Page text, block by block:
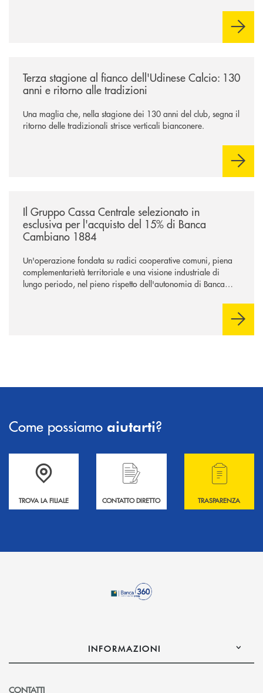
comuni e sulla prossimità ai territori, per ampliare l’offerta e
Terza stagione al fianco dell'Udinese Calcio: 130
anni e ritorno alle tradizioni
Una maglia che, nella stagione dei 130 anni del club, segna il
ritorno delle tradizionali strisce verticali bianconere.
Il Gruppo Cassa Centrale selezionato in
esclusiva per l'acquisto del 15% di Banca
Cambiano 1884
Un'operazione fondata su radici cooperative comuni, piena
complementarietà territoriale e una visione industriale di
lungo periodo, nel pieno rispetto dell'autonomia di Banca
negoziazione esclusiva per la finalizzazione dell’operazione.
Come possiamo aiutarti?
Accedi all' elenco completo delle filiali .
TROVA LA FILIALE
Hai bisogno di informazioni? Contattaci !
CONTATTO DIRETTO
Hai bisogno di
TRASPARENZA
INFORMAZIONI
CONTATTI